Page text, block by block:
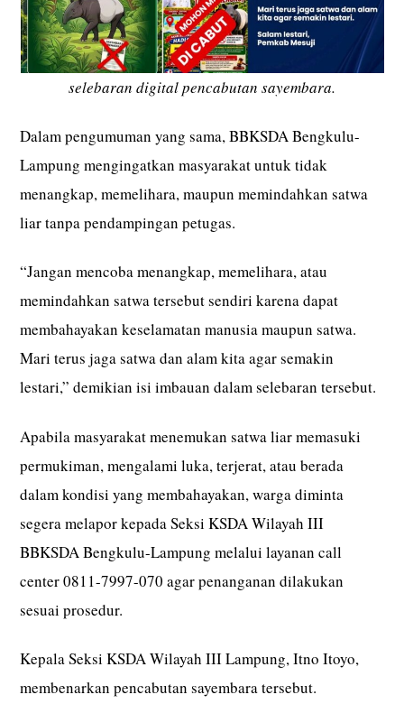
selebaran digital pencabutan sayembara.
Dalam pengumuman yang sama, BBKSDA Bengkulu-
Lampung mengingatkan masyarakat untuk tidak
menangkap, memelihara, maupun memindahkan satwa
liar tanpa pendampingan petugas.
“Jangan mencoba menangkap, memelihara, atau
memindahkan satwa tersebut sendiri karena dapat
membahayakan keselamatan manusia maupun satwa.
Mari terus jaga satwa dan alam kita agar semakin
lestari,” demikian isi imbauan dalam selebaran tersebut.
Apabila masyarakat menemukan satwa liar memasuki
permukiman, mengalami luka, terjerat, atau berada
dalam kondisi yang membahayakan, warga diminta
segera melapor kepada Seksi KSDA Wilayah III
BBKSDA Bengkulu-Lampung melalui layanan call
center 0811-7997-070 agar penanganan dilakukan
sesuai prosedur.
Kepala Seksi KSDA Wilayah III Lampung, Itno Itoyo,
membenarkan pencabutan sayembara tersebut.